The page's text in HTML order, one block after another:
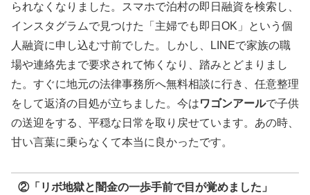
られなくなりました。スマホで泊村の即日融資を検索し、
インスタグラムで見つけた「主婦でも即日OK」という個
人融資に申し込む寸前でした。しかし、LINEで家族の職
場や連絡先まで要求されて怖くなり、踏みとどまりまし
た。すぐに地元の法律事務所へ無料相談に行き、任意整理
をして返済の目処が立ちました。今はワゴンアールで子供
の送迎をする、平穏な日常を取り戻せています。あの時、
甘い言葉に乗らなくて本当に良かったです。
②「リボ地獄と闇金の一歩手前で目が覚めました」